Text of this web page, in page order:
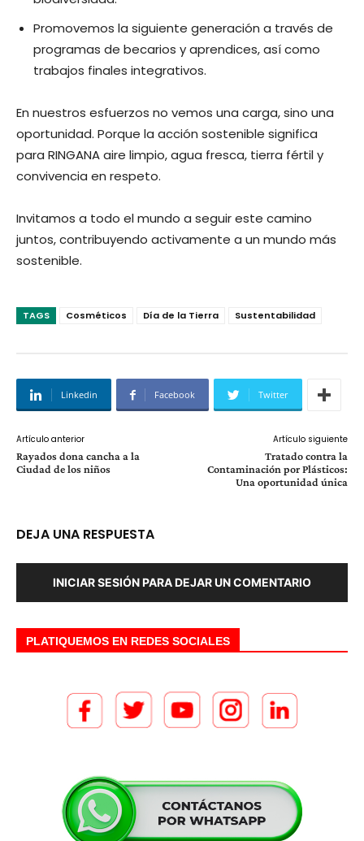
Promovemos la siguiente generación a través de
programas de becarios y aprendices, así como
trabajos finales integrativos.
En nuestros esfuerzos no vemos una carga, sino una
oportunidad. Porque la acción sostenible significa
para RINGANA aire limpio, agua fresca, tierra fértil y
convivencia en respeto.
Invitamos a todo el mundo a seguir este camino
juntos, contribuyendo activamente a un mundo más
sostenible.
TAGS Cosméticos Día de la Tierra Sustentabilidad
Linkedin Facebook Twitter
Artículo anterior
Rayados dona cancha a la
Ciudad de los niños
Artículo siguiente
Tratado contra la
Contaminación por Plásticos:
Una oportunidad única
DEJA UNA RESPUESTA
INICIAR SESIÓN PARA DEJAR UN COMENTARIO
PLATIQUEMOS EN REDES SOCIALES